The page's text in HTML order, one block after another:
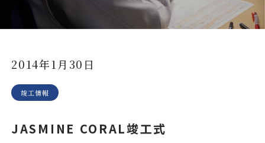
2014年1月30日
竣工情報
JASMINE CORAL竣工式